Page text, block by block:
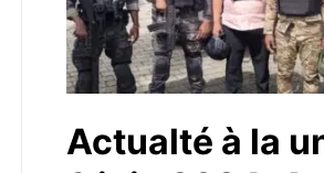
Actualté à la